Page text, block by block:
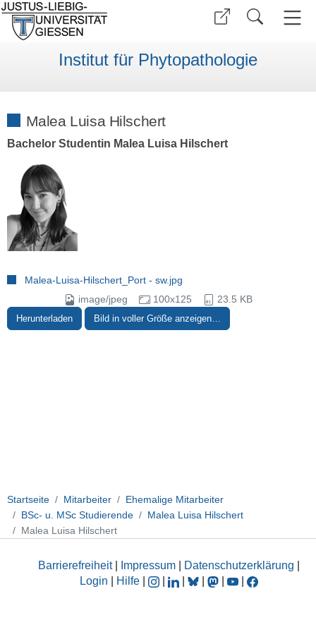
Institut für Phytopathologie
Malea Luisa Hilschert
Bachelor Studentin Malea Luisa Hilschert
Malea-Luisa-Hilschert_Port - sw.jpg
image/jpeg
100x125 23.5 KB
Herunterladen Bild in voller Größe anzeigen…
Startseite Mitarbeiter
Ehemalige Mitarbeiter
BSc- u. MSc Studierende
Malea Luisa Hilschert
Malea Luisa Hilschert
Barrierefreiheit| Impressum Datenschutzerklärung
Login
Hilfe